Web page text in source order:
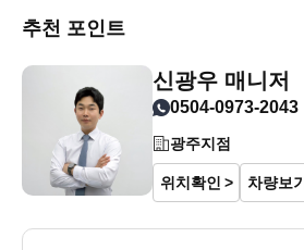
추천 포인트
신광우 매니저
0504-0973-2043
광주지점
위치확인 차량보기